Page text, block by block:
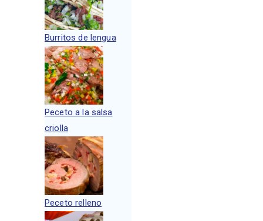
Burritos de lengua
Peceto a la salsa
criolla
Peceto relleno